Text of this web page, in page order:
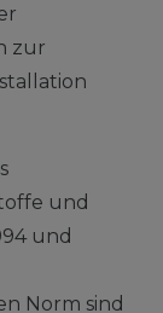
zur
und
und
Norm sind